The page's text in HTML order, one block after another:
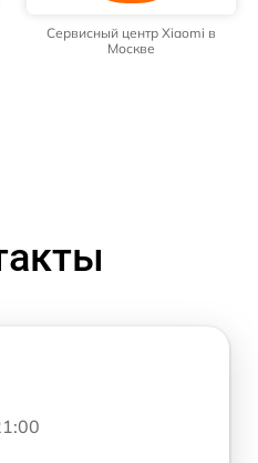
Сервисный центр Xiaomi в
Москве